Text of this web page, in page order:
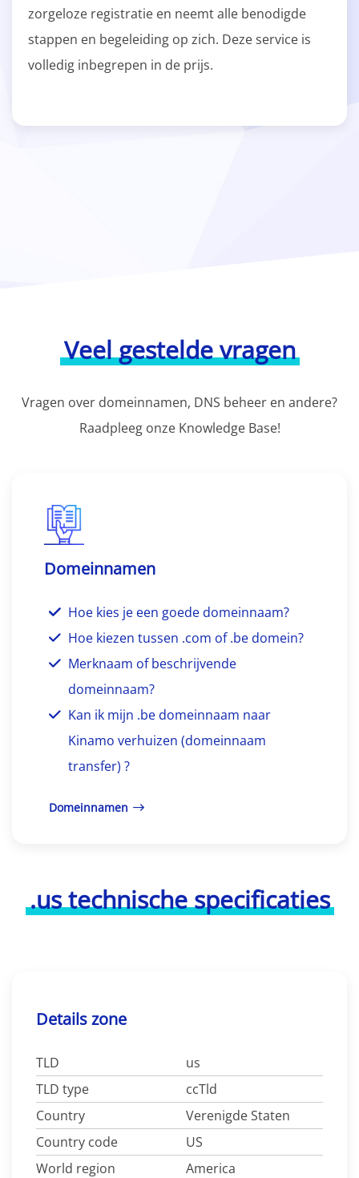
zorgeloze registratie en neemt alle benodigde
stappen en begeleiding op zich. Deze service is
volledig inbegrepen in de prijs.
Veel gestelde vragen
Vragen over domeinnamen, DNS beheer en andere?
Raadpleeg onze Knowledge Base!
Domeinnamen
Hoe kies je een goede domeinnaam?
Hoe kiezen tussen .com of .be domein?
Merknaam of beschrijvende
domeinnaam?
Kan ik mijn .be domeinnaam naar
Kinamo verhuizen (domeinnaam
transfer) ?
Domeinnamen
.us technische specificaties
Details zone
TLD
us
TLD type
ccTld
Country
Verenigde Staten
Country code
US
World region
America